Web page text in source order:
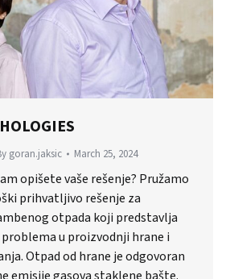
goran.jaksic March 25, 2024
opišete vaše rešenje? Pružamo
prihvatljivo rešenje za
otpada koji predstavlja
problema u proizvodnji hrane i
Otpad od hrane je odgovoran